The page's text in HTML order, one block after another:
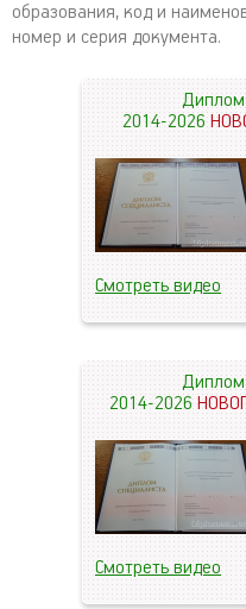
образования, код и
номер и серия документа.
Диплом
2014-2026
Смотреть видео
Диплом
2014-2026
Смотреть видео